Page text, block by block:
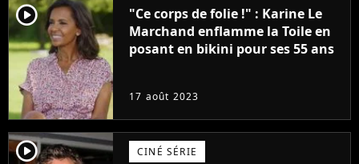
player2
"Ce corps de folie !" : Karine Le
Marchand enflamme la Toile en
posant en bikini pour ses 55 ans
17 août 2023
player2 CINÉ SÉRIE